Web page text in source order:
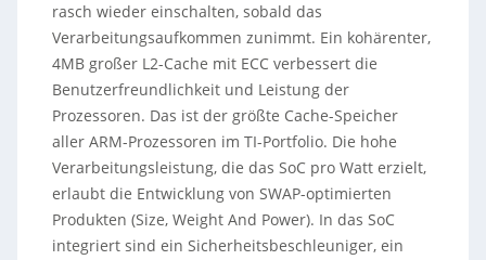
rasch wieder einschalten, sobald das
Verarbeitungsaufkommen zunimmt. Ein kohärenter,
4MB großer L2-Cache mit ECC verbessert die
Benutzerfreundlichkeit und Leistung der
Prozessoren. Das ist der größte Cache-Speicher
aller ARM-Prozessoren im TI-Portfolio. Die hohe
Verarbeitungsleistung, die das SoC pro Watt erzielt,
erlaubt die Entwicklung von SWAP-optimierten
Produkten (Size, Weight And Power). In das SoC
integriert sind ein Sicherheitsbeschleuniger, ein